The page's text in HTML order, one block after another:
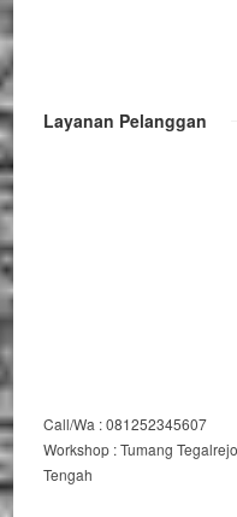
Layanan Pelanggan
Call/Wa : 081252345607
Workshop : Tumang
Tengah